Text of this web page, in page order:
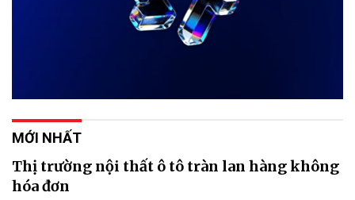
MỚI NHẤT
Thị trường nội thất ô tô tràn lan hàng không
hóa đơn